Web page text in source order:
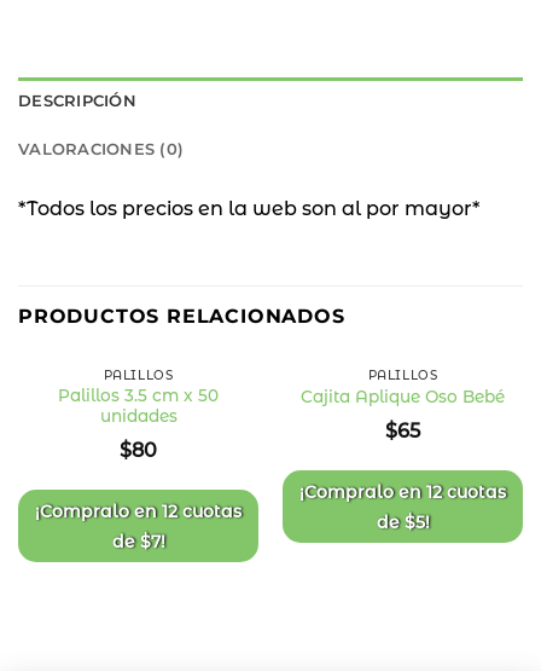
DESCRIPCIÓN
VALORACIONES (0)
*Todos los precios en la web son al por mayor*
PRODUCTOS RELACIONADOS
PALILLOS
Palillos 3.5 cm x 50
unidades
$80
¡Compralo en12 cuotas
de$7!
de
deseos
PALILLOS
Cajita Aplique Oso Bebé
$65
¡Compralo en12 cuotas
de$5!